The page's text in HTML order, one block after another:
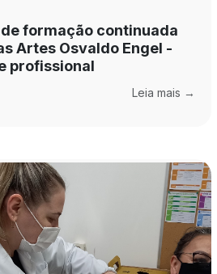
formação continuada
Artes Osvaldo Engel -
profissional
Leia mais →